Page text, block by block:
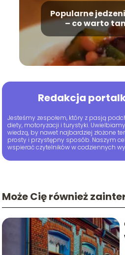
Popularne
– co warto
Redakcja
Jesteśmy zespołem, który z pasją
diety, motoryzacji i turystyki.
wiedzą, by nawet najbardziej złożone
prosty i przystępny sposób. Naszym
wspierać czytelników w codziennych
Może Cię również